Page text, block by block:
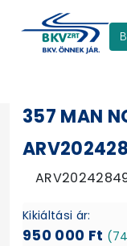
357 MAN
Kikiáltási ár:
950 000 Ft